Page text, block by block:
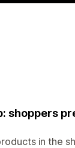
shoppers
in the